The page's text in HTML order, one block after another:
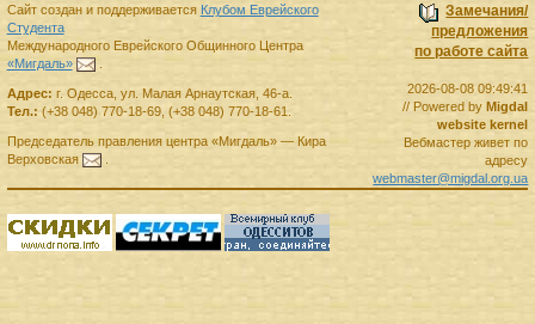
Замечания/
предложения
по работе сайта
2026-08-08 09:49:41
// Powered byMigdal
website kernel
Вебмастер живет по
адресу
webmaster@migdal.org.ua
Сайт создан и поддерживается Клубом Еврейского
Студента
Международного Еврейского Общинного Центра
«Мигдаль»
.
Адрес: г. Одесса, ул. Малая Арнаутская, 46-а.
Тел.: (+38 048) 770-18-69, (+38 048) 770-18-61
Председатель правленияцентра «Мигдаль»— Кира
Верховская
.